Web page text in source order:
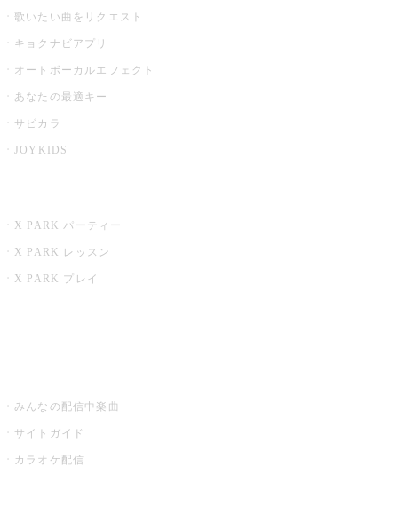
歌いたい曲をリクエスト
キョクナビアプリ
オートボーカルエフェクト
あなたの最適キー
サビカラ
JOYKIDS
X PARK パーティー
X PARK レッスン
X PARK プレイ
みんなの配信中楽曲
サイトガイド
カラオケ配信